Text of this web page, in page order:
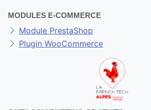
MODULES E-COMMERCE
Module PrestaShop
Plugin WooCommerce